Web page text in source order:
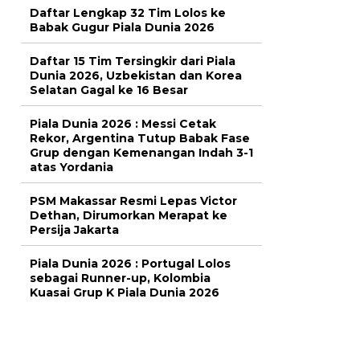
Daftar Lengkap 32 Tim Lolos ke
Babak Gugur Piala Dunia 2026
Daftar 15 Tim Tersingkir dari Piala
Dunia 2026, Uzbekistan dan Korea
Selatan Gagal ke 16 Besar
Piala Dunia 2026 : Messi Cetak
Rekor, Argentina Tutup Babak Fase
Grup dengan Kemenangan Indah 3-1
atas Yordania
PSM Makassar Resmi Lepas Victor
Dethan, Dirumorkan Merapat ke
Persija Jakarta
Piala Dunia 2026 : Portugal Lolos
sebagai Runner-up, Kolombia
Kuasai Grup K Piala Dunia 2026